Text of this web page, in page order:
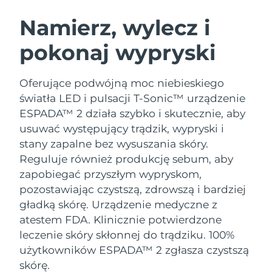
Namierz, wylecz i
pokonaj wypryski
Oferujące podwójną moc niebieskiego
światła LED i pulsacji T-Sonic™ urządzenie
ESPADA™ 2 działa szybko i skutecznie, aby
usuwać występujący trądzik, wypryski i
stany zapalne bez wysuszania skóry.
Reguluje również produkcję sebum, aby
zapobiegać przyszłym wypryskom,
pozostawiając czystszą, zdrowszą i bardziej
gładką skórę. Urządzenie medyczne z
atestem FDA. Klinicznie potwierdzone
leczenie skóry skłonnej do trądziku. 100%
użytkowników ESPADA™ 2 zgłasza czystszą
skórę.
Oczyszczanie twarzy
LUNA™ 4 zestaw
Anti-aging massage
LUNA™ 4 Plus
Massage, LED heating
LUNA™ 4 Men
For men, anti-aging massage
Lifting twarzy
BEAR™ 2 zestaw
Microcurrent toning
BEAR™ 2 go
Microcurrent toning on-the-go
BEAR™ 2 eyes & lips
Microcurrent line smoothing device
Nawilżenie
UFO™ 3 zestaw
Deep facial hydration
UFO™ 3 LED
Near-infrared and red light therapy
Pielęgnacja jamy
ustnej
issa™ 4
Hybrid silicone sonic toothbrush
issa™ 4 plus
Smart hybrid silicone sonic toothbrush
FAQ™ ZABIEG ANTI-AGING
Anti-aging
NEW
Australia
Oczekiwany czas dostawy
Austria
Oczekiwany czas dostawy
Bahrajn
Oczekiwany czas dostawy
Belgia
Oczekiwany czas dostawy
10/8/26
Bermudy
Oczekiwany czas dostawy
Bośnia i
Hercegowina
Oczekiwany czas dostawy
13/8/26